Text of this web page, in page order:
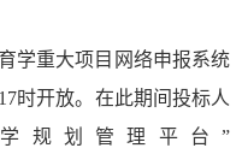
学重大项目网络申报系统
时开放。在此期间投标人
规划管理平台”